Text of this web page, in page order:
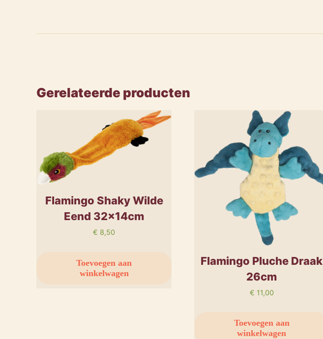
Gerelateerde producten
Flamingo Shaky Wilde
Eend 32x14cm
€ 8,50
Toevoegen aan
winkelwagen
Flamingo Pluche Draak
26cm
€ 11,00
Toevoegen aan
winkelwagen